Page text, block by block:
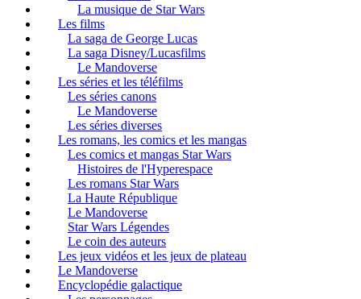
La musique de Star Wars
Les films
La saga de George Lucas
La saga Disney/Lucasfilms
Le Mandoverse
Les séries et les téléfilms
Les séries canons
Le Mandoverse
Les séries diverses
Les romans, les comics et les mangas
Les comics et mangas Star Wars
Histoires de l'Hyperespace
Les romans Star Wars
La Haute République
Le Mandoverse
Star Wars Légendes
Le coin des auteurs
Les jeux vidéos et les jeux de plateau
Le Mandoverse
Encyclopédie galactique